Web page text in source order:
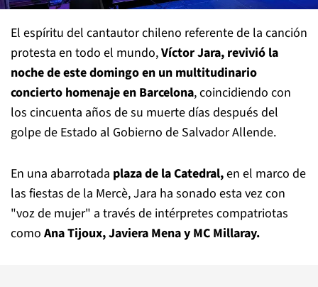
El espíritu del cantautor chileno referente de la canción
protesta en todo el mundo,Víctor Jara, revivió la
noche de este domingo en un multitudinario
concierto homenaje en Barcelona, coincidiendo con
los cincuenta años de su muerte días después del
golpe de Estado al Gobierno de Salvador Allende.
En una abarrotada plaza de la Catedral,en el marco de
las fiestas de la Mercè, Jara ha sonado esta vez con
"voz de mujer" a través de intérpretes compatriotas
como Ana Tijoux, Javiera Mena y MC Millaray.